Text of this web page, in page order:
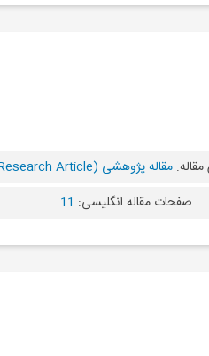
مقاله پژوهشی (Research Article)
صفحات مقاله انگلیسی: 11